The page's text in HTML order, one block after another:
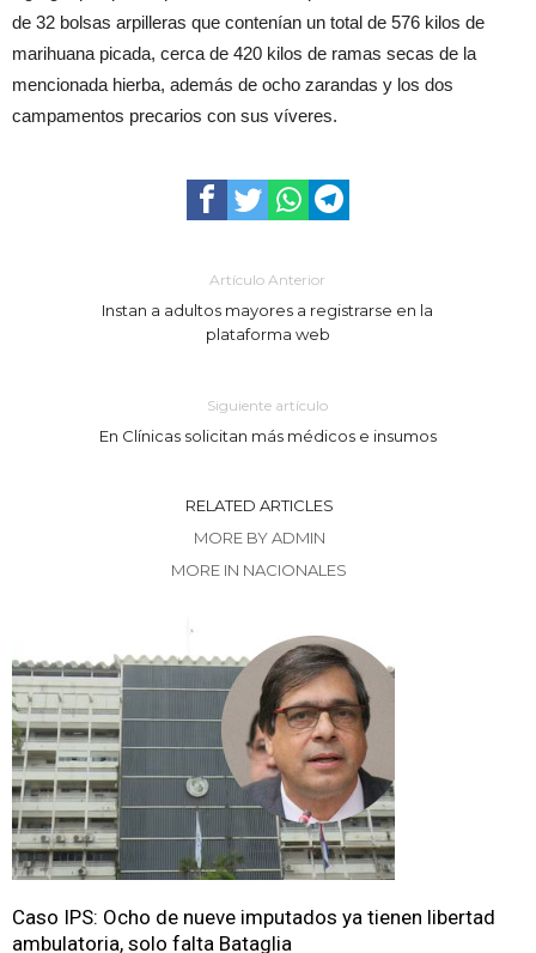
de 32 bolsas arpilleras que contenían un total de 576 kilos de
marihuana picada, cerca de 420 kilos de ramas secas de la
mencionada hierba, además de ocho zarandas y los dos
campamentos precarios con sus víveres.
Artículo Anterior
Instan a adultos mayores a registrarse en la
plataforma web
Siguiente artículo
En Clínicas solicitan más médicos e insumos
RELATED ARTICLES
MORE BY ADMIN
MORE IN NACIONALES
Caso IPS: Ocho de nueve imputados ya tienen libertad
ambulatoria, solo falta Bataglia